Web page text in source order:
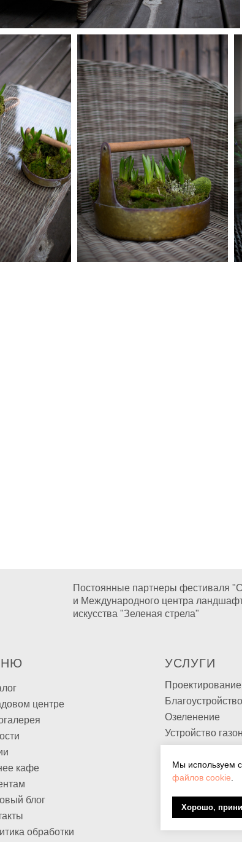
Постоянные партнеры фестиваля
и Международного центра
искусства "Зеленая стрела"
центре
кафе
блог
обработки
УСЛУГИ
Проектирование
Благоустройство
Озеленение
Устройство
Уход за садом
Готовые решения
Мы используем
файлов cookie.
Хорошо,